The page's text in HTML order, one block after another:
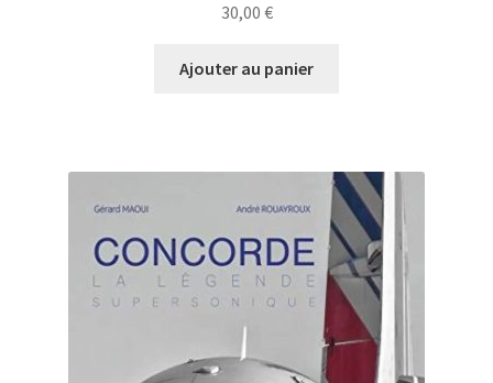
30,00 €
Ajouter au panier